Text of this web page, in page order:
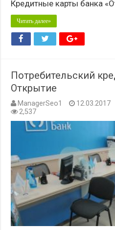
Кредитные карты банка
Читать далее»
Потребительский
Открытие
ManagerSeo1 12.03.2017
2,537